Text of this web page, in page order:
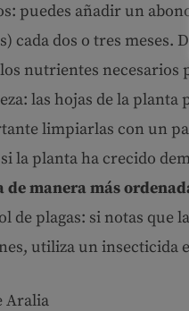
puedes añadir un
cada dos o tres meses.
nutrientes necesarios
las hojas de la
limpiarlas con un
la planta ha crecido
de manera más
de plagas: si notas que
utiliza un insecticida
Aralia